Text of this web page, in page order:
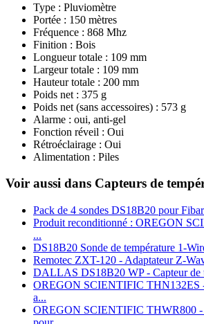
Type : Pluviomètre
Portée : 150 mètres
Fréquence : 868 Mhz
Finition : Bois
Longueur totale : 109 mm
Largeur totale : 109 mm
Hauteur totale : 200 mm
Poids net : 375 g
Poids net (sans accessoires) : 573 g
Alarme : oui, anti-gel
Fonction réveil : Oui
Rétroéclairage : Oui
Alimentation : Piles
Voir aussi dans Capteurs de
Pack de 4 sondes DS18B20 pour
Produit reconditionné : OREGON
...
DS18B20 Sonde de température
Remotec ZXT-120 - Adaptateur Z-
DALLAS DS18B20 WP - Capteur de
OREGON SCIENTIFIC THN132ES -
a...
OREGON SCIENTIFIC THWR800 -